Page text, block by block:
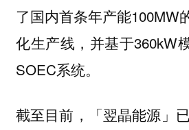
了国内首条年产能100MW
化生产线，并基于360kW
SOEC系统。
截至目前，「翌晶能源」